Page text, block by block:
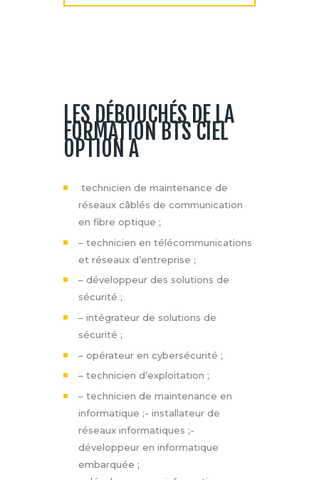
LES DÉBOUCHÉS DE LA
FORMATION BTS CIEL
OPTION A
technicien de maintenance de
réseaux câblés de communication
en fibre optique ;
– technicien en télécommunications
et réseaux d’entreprise ;
– développeur des solutions de
sécurité ;
– intégrateur de solutions de
sécurité ;
– opérateur en cybersécurité ;
– technicien d’exploitation ;
– technicien de maintenance en
informatique ;- installateur de
réseaux informatiques ;-
développeur en informatique
embarquée ;